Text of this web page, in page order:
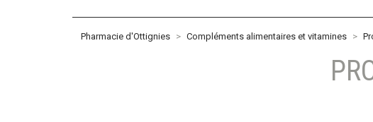
Pharmacie d'Ottignies Compléments alimentaires et vitamines